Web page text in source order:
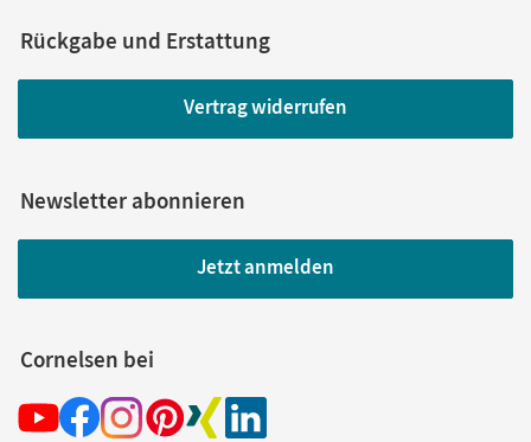
Rückgabe und Erstattung
Vertrag widerrufen
Newsletter abonnieren
Jetzt anmelden
Cornelsen bei